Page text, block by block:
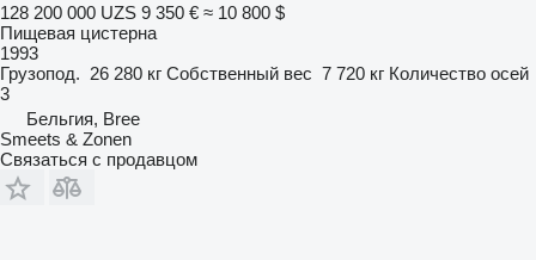
128 200 000 UZS 9 350 € ≈ 10 800 $
Пищевая цистерна
1993
Грузопод. 26 280 кг Собственный вес 7 720 кг Количество осей
3
Бельгия, Bree
Smeets & Zonen
Связаться с продавцом